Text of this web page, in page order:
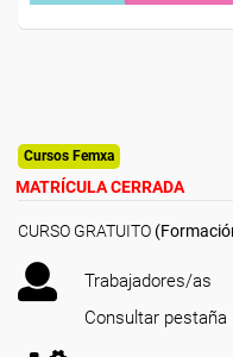
Cursos Femxa
MATRÍCULA CERRADA
CURSO GRATUITO
Trabajadores/as
Consultar